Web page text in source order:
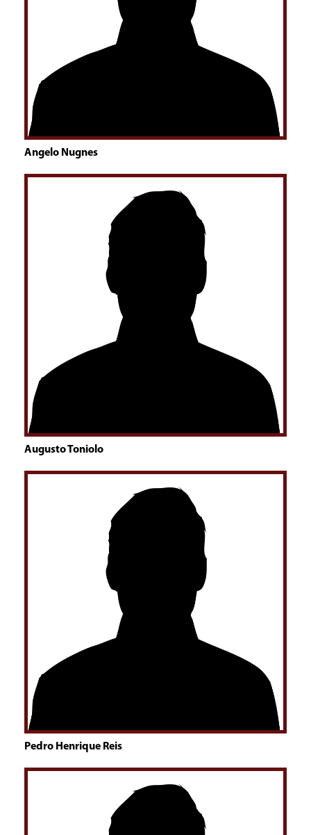
Angelo Nugnes
Augusto Toniolo
Pedro Henrique Reis